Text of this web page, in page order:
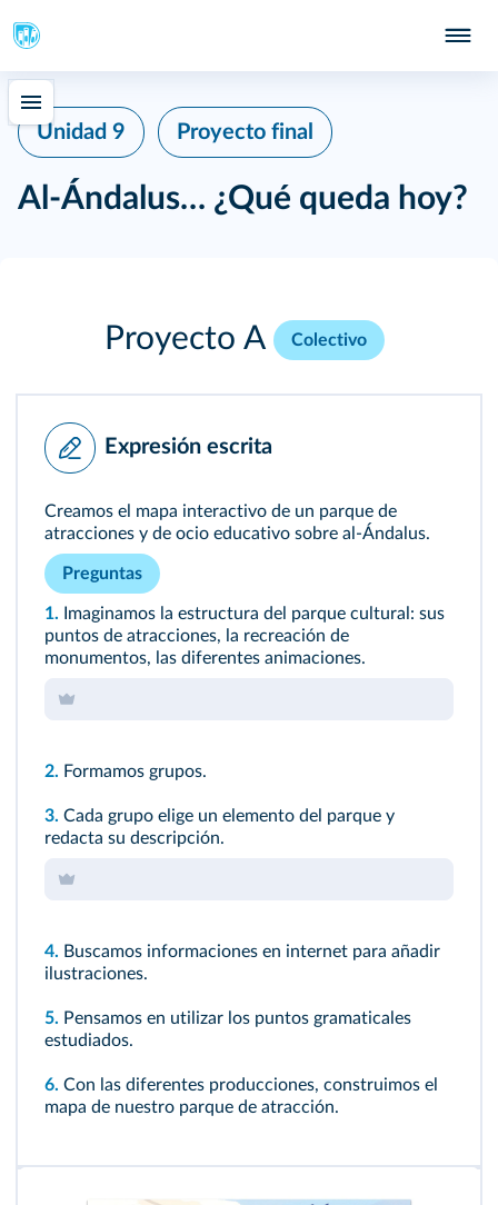
Unidad 9 Proyecto final
Al-Ándalus… ¿Qué queda hoy?
Proyecto A Colectivo
Expresión escrita
Creamos el mapa interactivo de un parque de
atracciones y de ocio educativo sobre al-Ándalus.
Preguntas
1. Imaginamos la estructura del parque cultural: sus
puntos de atracciones, la recreación de
monumentos, las diferentes animaciones.
2. Formamos grupos.
3. Cada grupo elige un elemento del parque y
redacta su descripción.
4. Buscamos informaciones en internet para añadir
ilustraciones.
5. Pensamos en utilizar los puntos gramaticales
estudiados.
6. Con las diferentes producciones, construimos el
mapa de nuestro parque de atracción.